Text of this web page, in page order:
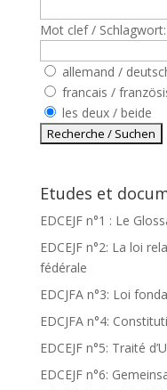
Mot clef / Schlagwort:
allemand /
francais /
les deux / beide
Etudes et
EDCEJF n°1 : Le
EDCEJF n°2: La loi
fédérale
EDCJFA n°3: Loi
EDCJFA n°4:
EDCEJF n°5: Traité
EDCEJF n°6: